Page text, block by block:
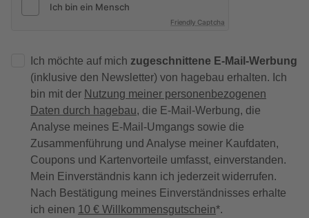
Friendly Captcha
Ich möchte auf mich zugeschnittene E-Mail-Werbung
(inklusive den Newsletter) von hagebau erhalten. Ich
bin mit der Nutzung meiner personenbezogenen
Daten durch hagebau, die E-Mail-Werbung, die
Analyse meines E-Mail-Umgangs sowie die
Zusammenführung und Analyse meiner Kaufdaten,
Coupons und Kartenvorteile umfasst, einverstanden.
Mein Einverständnis kann ich jederzeit widerrufen.
Nach Bestätigung meines Einverständnisses erhalte
ich einen 10 € Willkommensgutschein*.